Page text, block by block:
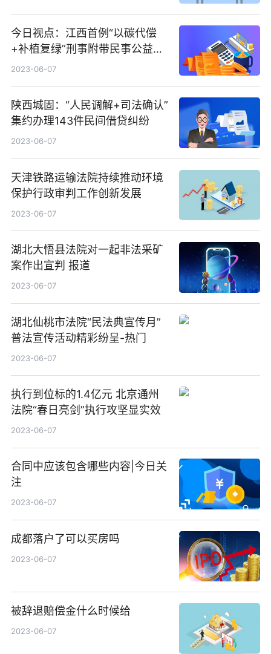
今日视点：江西首例“以碳代偿
+补植复绿”刑事附带民事公益诉
讼案一审宣判
2023-06-07
陕西城固：“人民调解+司法确认”
集约办理143件民间借贷纠纷
2023-06-07
天津铁路运输法院持续推动环境
保护行政审判工作创新发展
2023-06-07
湖北大悟县法院对一起非法采矿
案作出宣判 报道
2023-06-07
湖北仙桃市法院“民法典宣传月”
普法宣传活动精彩纷呈-热门
2023-06-07
执行到位标的1.4亿元 北京通州
法院“春日亮剑”执行攻坚显实效
2023-06-07
合同中应该包含哪些内容|今日关
注
2023-06-07
成都落户了可以买房吗
2023-06-07
被辞退赔偿金什么时候给
2023-06-07